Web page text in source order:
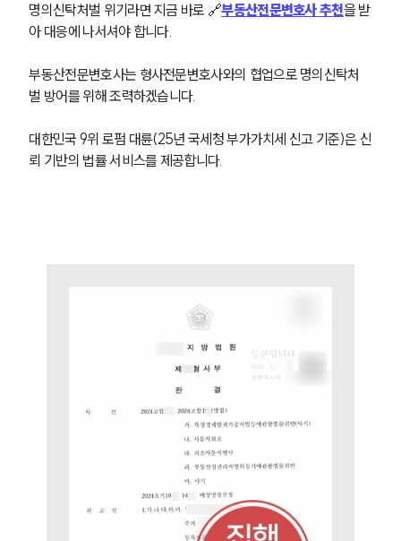
주요 업무사례
법률정보
법률지식인
고객후기
업무분야
부동산전문변호사
소식/자료
언론보도
공지사항
법률 블로그
법률서식
뉴스레터/브로슈어
세미나
명의신탁처벌 위기라면 지금 바로 🔗부동산전문변호사 추천을 받
아 대응에 나서셔야 합니다.
부동산전문변호사는 형사전문변호사와의 협업으로 명의신탁처
벌 방어를 위해 조력하겠습니다.
대한민국 9위 로펌 대륜(25년 국세청 부가가치세 신고 기준)은 신
뢰 기반의 법률 서비스를 제공합니다.